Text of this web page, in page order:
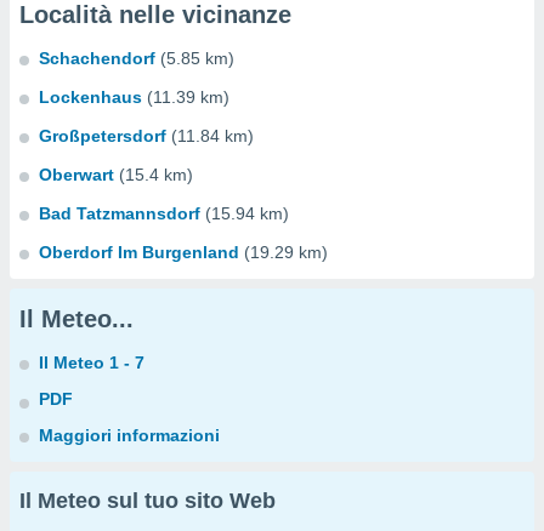
Località nelle vicinanze
Schachendorf (5.85 km)
Lockenhaus (11.39 km)
Großpetersdorf (11.84 km)
Oberwart (15.4 km)
Bad Tatzmannsdorf (15.94 km)
Oberdorf Im Burgenland (19.29 km)
Il Meteo...
Il Meteo 1 - 7
PDF
Maggiori informazioni
Il Meteo sul tuo sito Web